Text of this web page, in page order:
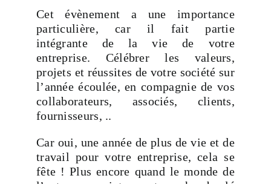
Cet évènement a une importance
particulière, car il fait partie
intégrante de la vie de votre
entreprise. Célébrer les valeurs,
projets et réussites de votre société sur
l’année écoulée, en compagnie de vos
collaborateurs, associés, clients,
fournisseurs, ..
Car oui, une année de plus de vie et de
travail pour votre entreprise, cela se
fête ! Plus encore quand le monde de